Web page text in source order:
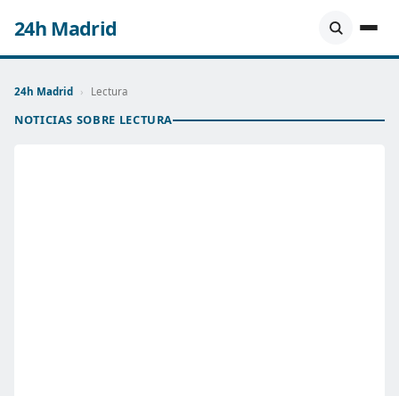
24h Madrid
24h Madrid › Lectura
NOTICIAS SOBRE LECTURA